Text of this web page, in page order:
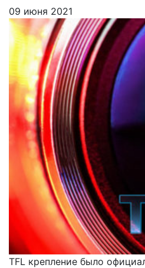
09 июня 2021
TFL крепление было